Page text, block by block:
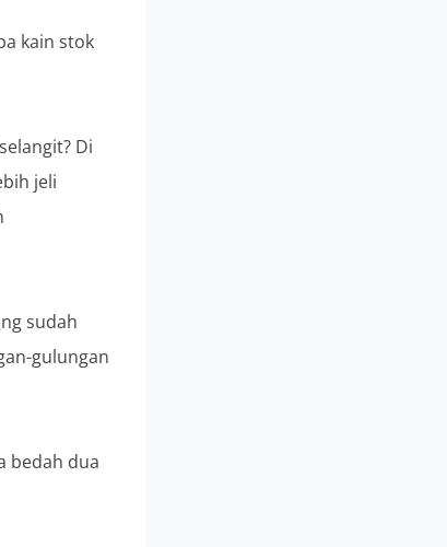
kain stok
Di
jeli
sudah
gulungan
bedah dua